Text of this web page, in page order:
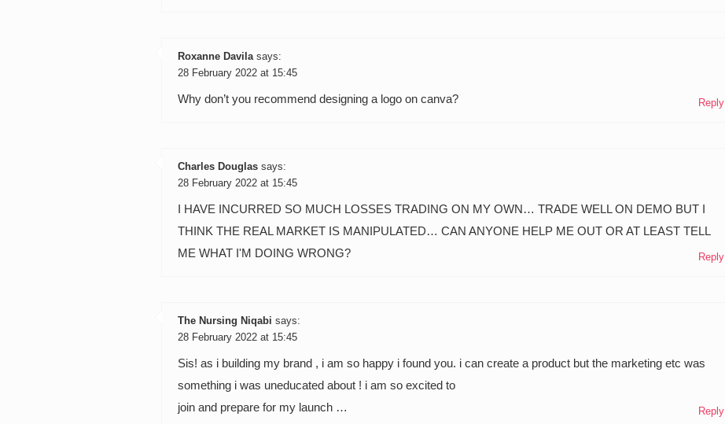
Roxanne Davila says:
28 February 2022 at 15:45
Why don’t you recommend designing a logo on canva? Reply
Charles Douglas says:
28 February 2022 at 15:45
I HAVE INCURRED SO MUCH LOSSES TRADING ON MY OWN… TRADE WELL ON DEMO BUT I
THINK THE REAL MARKET IS MANIPULATED… CAN ANYONE HELP ME OUT OR AT LEAST TELL
ME WHAT I'M DOING WRONG?
Reply
The Nursing Niqabi says:
28 February 2022 at 15:45
Sis! as i building my brand , i am so happy i found you. i can create a product but the marketing etc was
something i was uneducated about ! i am so excited to
join and prepare for my launch …
Reply